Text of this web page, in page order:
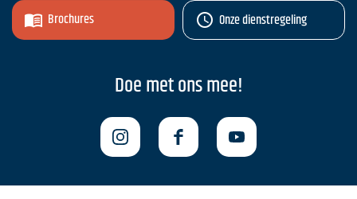
Brochures Onze dienstregeling
Doe met ons mee!